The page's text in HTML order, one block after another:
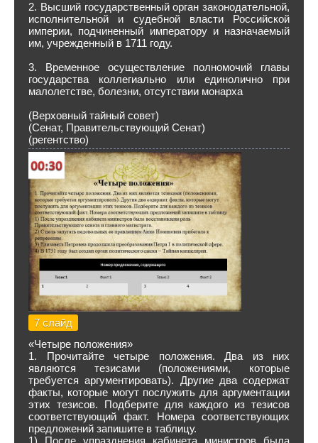
2. Высший государственный орган законодательной,
исполнительной и судебной власти Российской
империи, подчиненный императору и назначаемый
им, учрежденный в 1711 году.
3. Временное осуществление полномочий главы
государства коллегиально или единолично при
малолетстве, болезни, отсутствии монарха
(Верховный тайный совет)
(Сенат, Правительствующий Сенат)
(регентство)
7 слайд
«Четыре положения»
1. Прочитайте четыре положения. Два из них
являются тезисами (положениями, которые
требуется аргументировать). Другие два содержат
факты, которые могут послужить для аргументации
этих тезисов. Подберите для каждого из тезисов
соответствующий факт. Номера соответствующих
предложений запишите в таблицу.
1) После упразднения кабинета министров была